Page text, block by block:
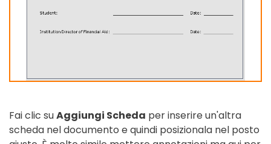
Fai clic suAggiungi Scheda per inserire un'altra
scheda nel documento e quindi posizionala nel posto